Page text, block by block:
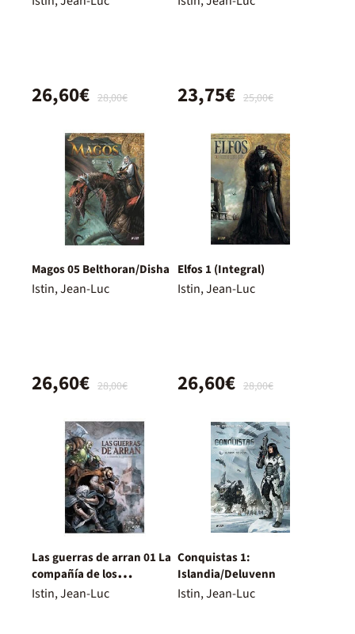
28,00€
26,60€ 25,00€
23,75€
Magos 05 Belthoran/Disha
Istin, Jean-Luc
28,00€
26,60€
Elfos 1 (Integral)
Istin, Jean-Luc
28,00€
26,60€
Las guerras de arran 01 La
compañía de los
desterrados
Istin, Jean-Luc
Conquistas 1:
Islandia/Deluvenn
Istin, Jean-Luc